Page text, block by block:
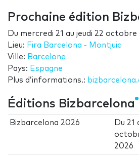
Prochaine édition
Du mercredi 21 au jeudi 22 octobre
Lieu: Fira Barcelona - Montjuic
Ville: Barcelone
Pays: Espagne
Plus d’informations.:
Éditions Bizbarcelona
Bizbarcelona 2026 Du 21
2026